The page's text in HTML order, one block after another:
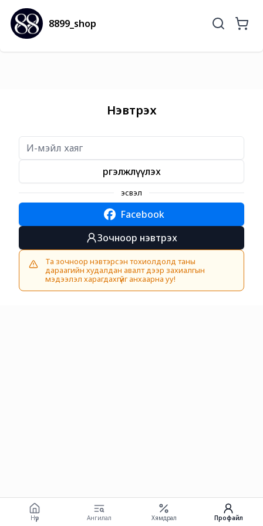
8899_shop
Нэвтрэх
Үргэлжлүүлэх
эсвэл
Facebook
Зочноор нэвтрэх
Та зочноор нэвтэрсэн тохиолдолд таны
дараагийн худалдан авалт дээр захиалгын
мэдээлэл харагдахгүйг анхаарна уу!
Нүүр Ангилал Хямдрал Профайл